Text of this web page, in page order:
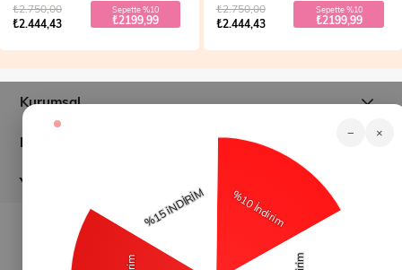
₺2.444,43
₺2.750,00 Sepette %10
₺2199,99 ₺2.444,43
₺2.750,00 Sepette %10
₺2199,99
Kurumsal
Müşteri İlişkileri
Yardım
modamihram.com - Tüm Hakları Saklıdır.
− ×